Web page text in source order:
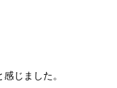
じました。